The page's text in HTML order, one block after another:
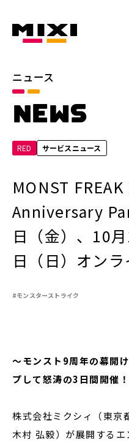
ニュース
NEWS
RED サービスニュース
MONST
Anniversary
日（金）、10
日（日）オン
#モンスターストライク
～モンスト9周年の幕開
プして怒涛の3日間開催
株式会社ミクシィ（東京
木村 弘毅）が展開する
カテゴリ
お知らせ
2026年